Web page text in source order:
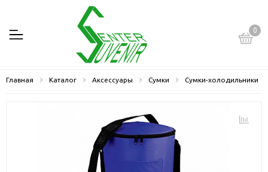
0
Главная Каталог Аксессуары Сумки Сумки-холодильники